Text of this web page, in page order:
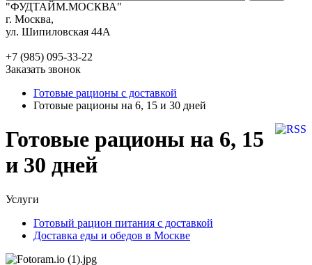
"ФУДТАЙМ.МОСКВА"
г. Москва,
ул. Шипиловская 44А
+7 (985) 095-33-22
Заказать звонок
Готовые рационы с доставкой
Готовые рационы на 6, 15 и 30 дней
Готовые рационы на 6, 15
и 30 дней
Услуги
Готовый рацион питания с доставкой
Доставка еды и обедов в Москве